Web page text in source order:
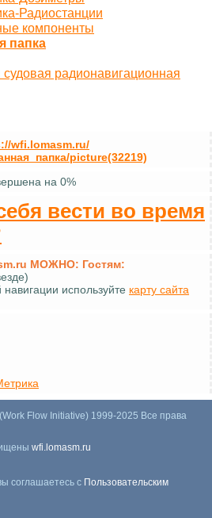
Радиостанции
компоненты
папка
радионавигационная
wfi.lomasm.ru/
picture(32219)
на 0%
вести во время
МОЖНО: Гостям:
используйте карту сайта
Flow Initiative) 1999-2025 Все права
wfi.lomasm.ru
соглашаетесь с Пользовательским